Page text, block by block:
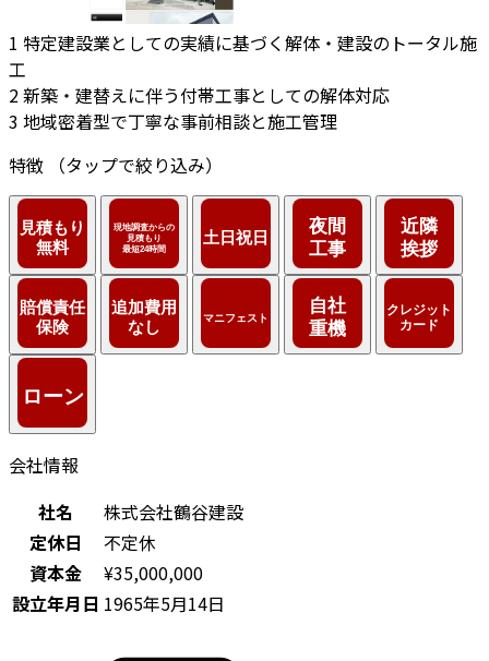
1 特定建設業としての実績に基づく解体・建設のトータル施
工
2新築・建替えに伴う付帯工事としての解体対応
3 地域密着型で丁寧な事前相談と施工管理
特徴
（タップで絞り込み）
会社情報
社名
株式会社鶴谷建設
定休日
不定休
資本金
¥35,000,000
設立年月日 1965年5月14日